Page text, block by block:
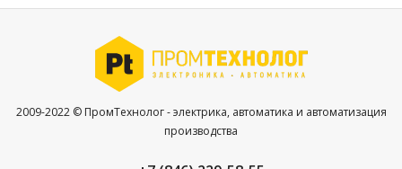
2009-2022 © ПромТехнолог - электрика, автоматика и автоматизация
производства